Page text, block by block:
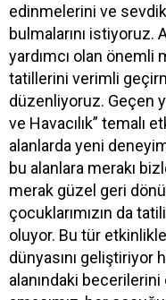
edinmelerini ve
bulmalarını istiyoruz.
yardımcı olan önemli
tatillerini verimli
düzenliyoruz. Geçen
ve Havacılık” temalı
alanlarda yeni
bu alanlara merakı
merak güzel geri
çocuklarımızın da
oluyor. Bu tür
dünyasını geliştiriyor
alanındaki becerilerini